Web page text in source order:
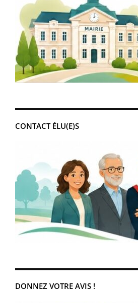
CONTACT ÉLU(E)S
DONNEZ VOTRE AVIS !